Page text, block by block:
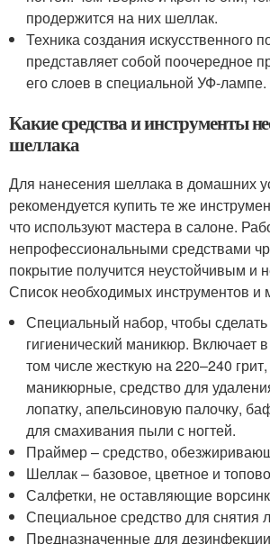
продержится на них шеллак.
Техника создания искусственного
представляет собой поочередное
его слоев в специальной УФ-лампе.
Какие средства и инструменты
шеллака
Для нанесения шеллака в домашних
рекомендуется купить те же
что используют мастера в салоне.
непрофессиональными средствами
покрытие получится неустойчивым и
Список необходимых инструментов и
Специальный набор, чтобы
гигиенический маникюр. Включает
том числе жесткую на 220–240
маникюрные, средство для
лопатку, апельсиновую палочку,
для смахивания пыли с ногтей.
Праймер – средство,
Шеллак – базовое, цветное и
Салфетки, не оставляющие
Специальное средство для снятия
Предназначенные для